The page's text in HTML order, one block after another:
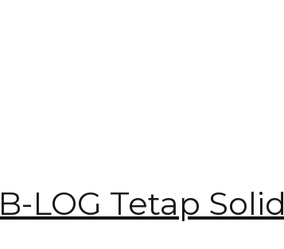
LOG Tetap Solid